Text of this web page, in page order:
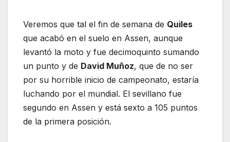
Veremos que tal el fin de semana de Quiles
que acabó en el suelo en Assen, aunque
levantó la moto y fue decimoquinto sumando
un punto y de David Muñoz, que de no ser
por su horrible inicio de campeonato, estaría
luchando por el mundial. El sevillano fue
segundo en Assen y está sexto a 105 puntos
de la primera posición.